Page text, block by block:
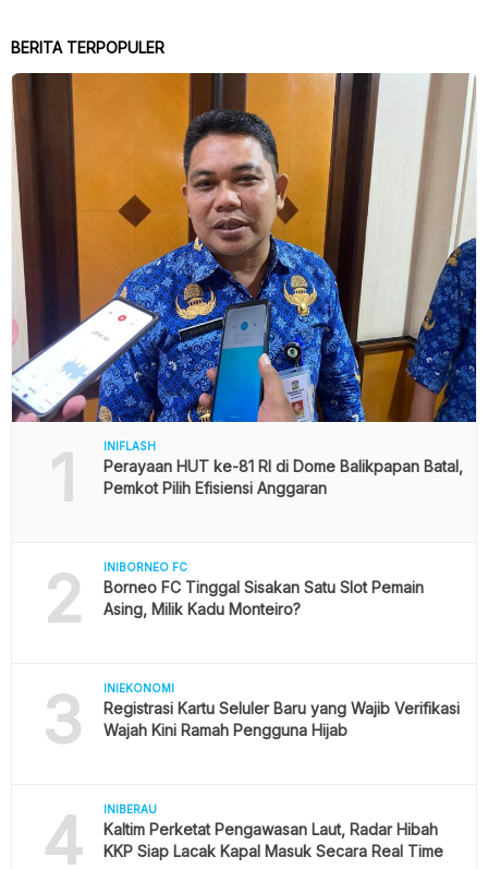
BERITA TERPOPULER
1 INIFLASH
Perayaan HUT ke-81 RI di Dome Balikpapan Batal,
Pemkot Pilih Efisiensi Anggaran
2 INIBORNEO FC
Borneo FC Tinggal Sisakan Satu Slot Pemain
Asing, Milik Kadu Monteiro?
3 INIEKONOMI
Registrasi Kartu Seluler Baru yang Wajib Verifikasi
Wajah Kini Ramah Pengguna Hijab
4 INIBERAU
Kaltim Perketat Pengawasan Laut, Radar Hibah
KKP Siap Lacak Kapal Masuk Secara Real Time